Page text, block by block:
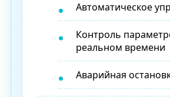
Автоматическое
Контроль
реальном времени
Аварийная